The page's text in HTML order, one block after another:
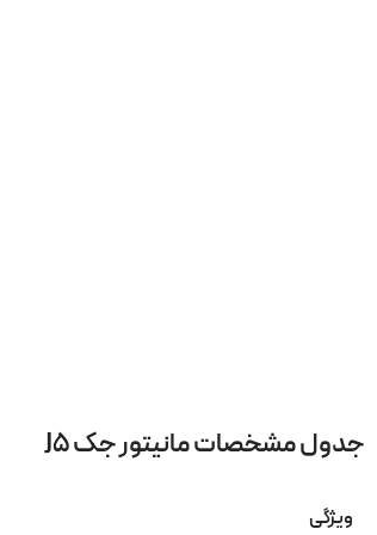
جدول مشخصات مانیتور جک J5
ویژگی